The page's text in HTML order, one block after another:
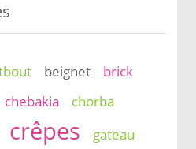
beignet brick
chebakia chorba
crêpes
gateau